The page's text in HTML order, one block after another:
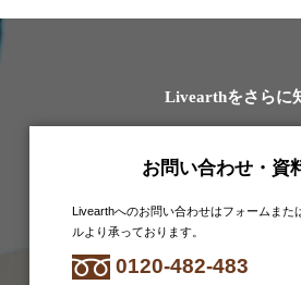
Livearthをさらに
お問い合わせ・資
Livearthへのお問い合わせはフォームまた
ルより承っております。
0120-482-483